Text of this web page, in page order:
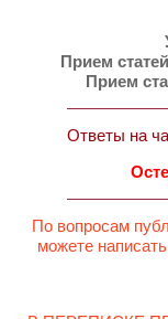
Прием
Прием
Ответы на
По вопросам
можете